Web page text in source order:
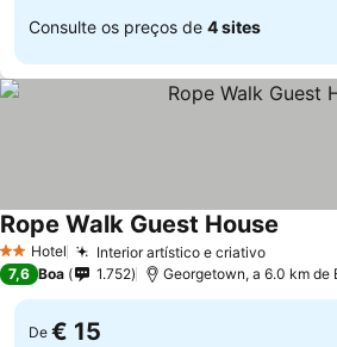
Consulte os preços de 4 sites
2 Estrelas
Hotel Interior artístico e criativo
Rope Walk Guest House
7,6 Boa 1.752 Georgetown, a 6.0 km de
De € 15